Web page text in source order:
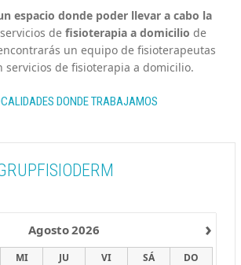
espacio donde poder llevar a cabo la
de fisioterapia a domicilio de
un equipo de fisioterapeutas
servicios de fisioterapia a domicilio.
DONDE TRABAJAMOS
›
Agosto2026
MI JU VI SÁ DO